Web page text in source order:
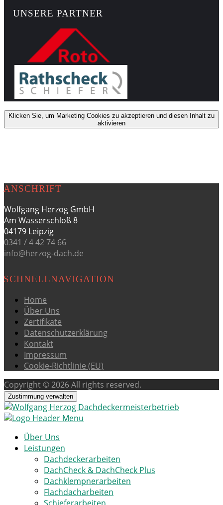
UNSERE PARTNER
Klicken Sie, um Marketing Cookies zu akzeptieren und diesen Inhalt zu
aktivieren
ANSCHRIFT
Wolfgang Herzog GmbH
Am Wasserschloß 8
04179 Leipzig
0341 / 4 42 74 66
info@herzog-dach.de
SCHNELLNAVIGATION
Home
Über Uns
Zertifikate
Datenschutzerklärung
Kontakt
Impressum
Cookie-Richtlinie (EU)
Copyright © 2026 All rights reserved.
Zustimmung verwalten
Über Uns
Leistungen
Dachdeckerarbeiten
DachCheck & DachCheck Plus
Dachklempnerarbeiten
Flachdacharbeiten
Schieferarbeiten